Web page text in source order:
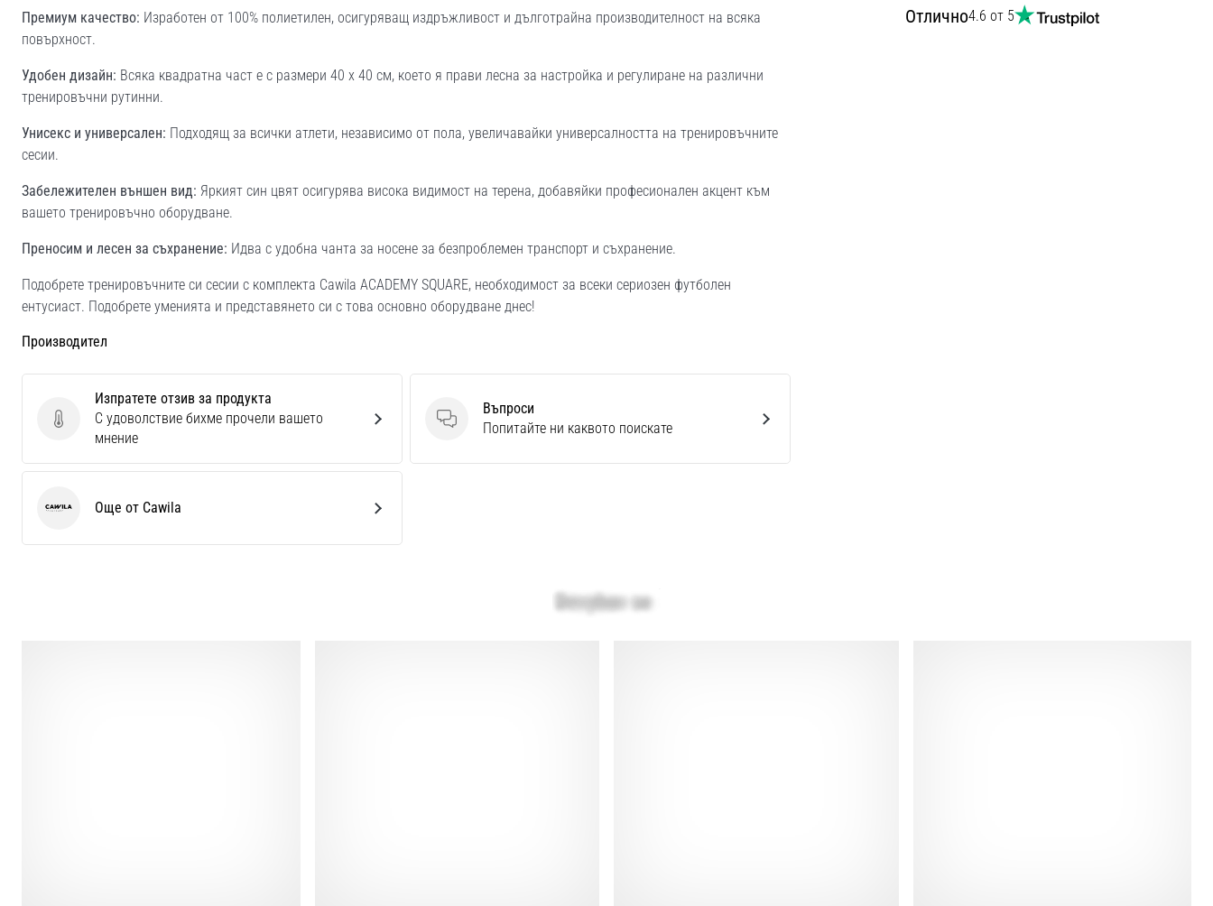
Отлично4.6 от 5
Премиум качество: Изработен от 100% полиетилен, осигуряващ издръжливост и дълготрайна производителност на всяка
повърхност.
Удобен дизайн: Всяка квадратна част е с размери 40 x 40 см, което я прави лесна за настройка и регулиране на различни
тренировъчни рутинни.
Унисекс и универсален: Подходящ за всички атлети, независимо от пола, увеличавайки универсалността на тренировъчните
сесии.
Забележителен външен вид: Яркият син цвят осигурява висока видимост на терена, добавяйки професионален акцент към
вашето тренировъчно оборудване.
Преносим и лесен за съхранение: Идва с удобна чанта за носене за безпроблемен транспорт и съхранение.
Подобрете тренировъчните си сесии с комплекта Cawila ACADEMY SQUARE, необходимост за всеки сериозен футболен
ентусиаст. Подобрете уменията и представянето си с това основно оборудване днес!
Производител
Изпратете отзив за продукта
Изпратете отзив за продукта
С удоволствие бихме прочели вашето
мнение
Въпроси
Въпроси
Попитайте ни каквото поискате
Cawila Още от Cawila